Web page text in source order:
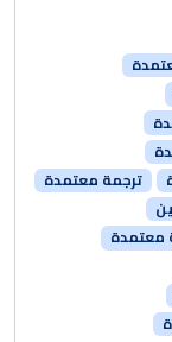
ترجمة معتمدة
معتمدة